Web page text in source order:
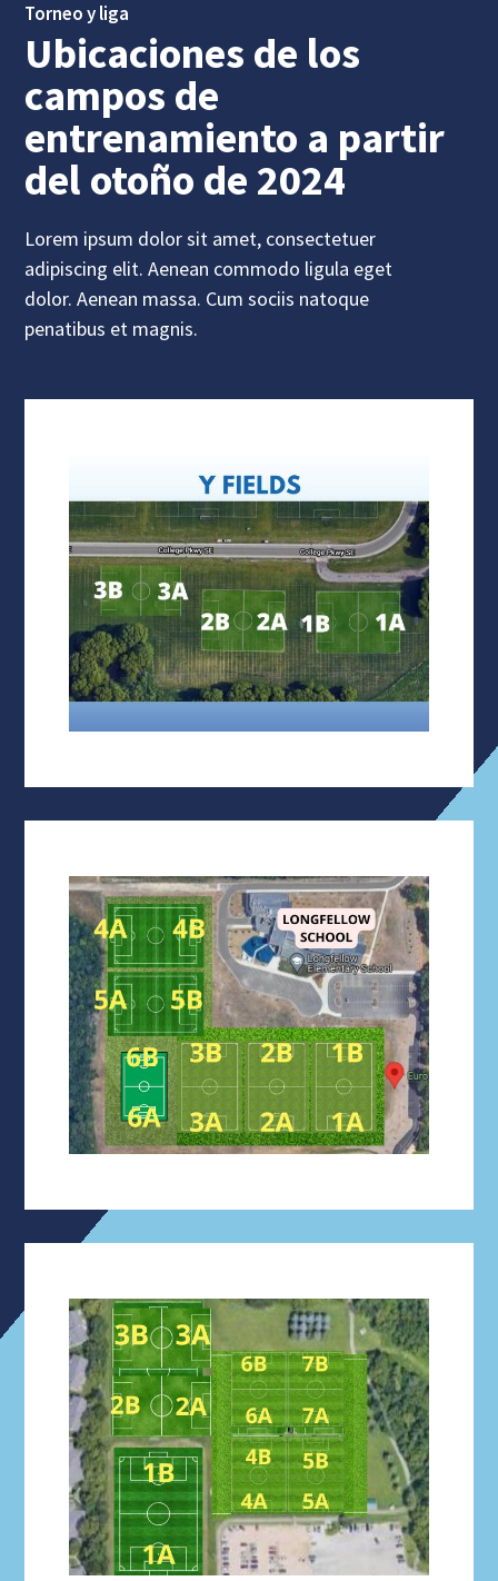
Torneo y liga
Ubicaciones de los
campos de
entrenamiento a partir
del otoño de 2024
Lorem ipsum dolor sit amet, consectetuer
adipiscing elit. Aenean commodo ligula eget
dolor. Aenean massa. Cum sociis natoque
penatibus et magnis.